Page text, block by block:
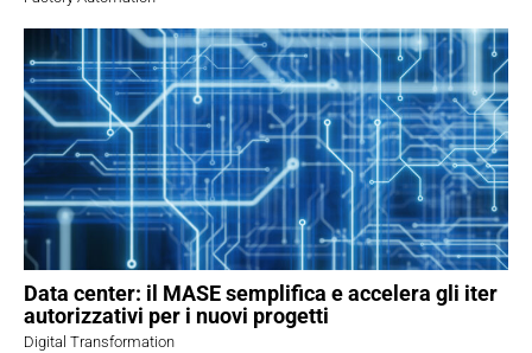
Data center: il MASE semplifica e accelera gli iter
autorizzativi per i nuovi progetti
Digital Transformation